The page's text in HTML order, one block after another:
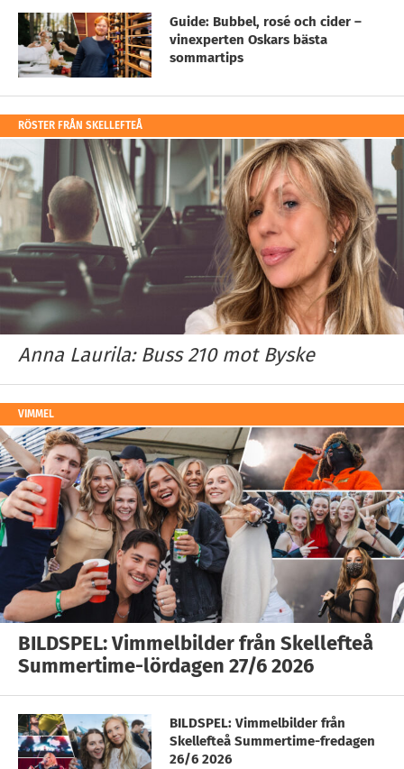
Guide: Bubbel, rosé och cider –
vinexperten Oskars bästa
sommartips
RÖSTER FRÅN SKELLEFTEÅ
Anna Laurila: Buss 210 mot Byske
VIMMEL
BILDSPEL: Vimmelbilder från Skellefteå
Summertime-lördagen 27/6 2026
BILDSPEL: Vimmelbilder från
Skellefteå Summertime-fredagen
26/6 2026